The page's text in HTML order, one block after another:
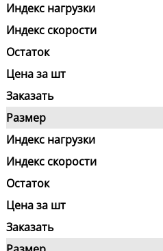
Индекс нагрузки
Индекс скорости
Остаток
Цена за шт
Заказать
Размер
Индекс нагрузки
Индекс скорости
Остаток
Цена за шт
Заказать